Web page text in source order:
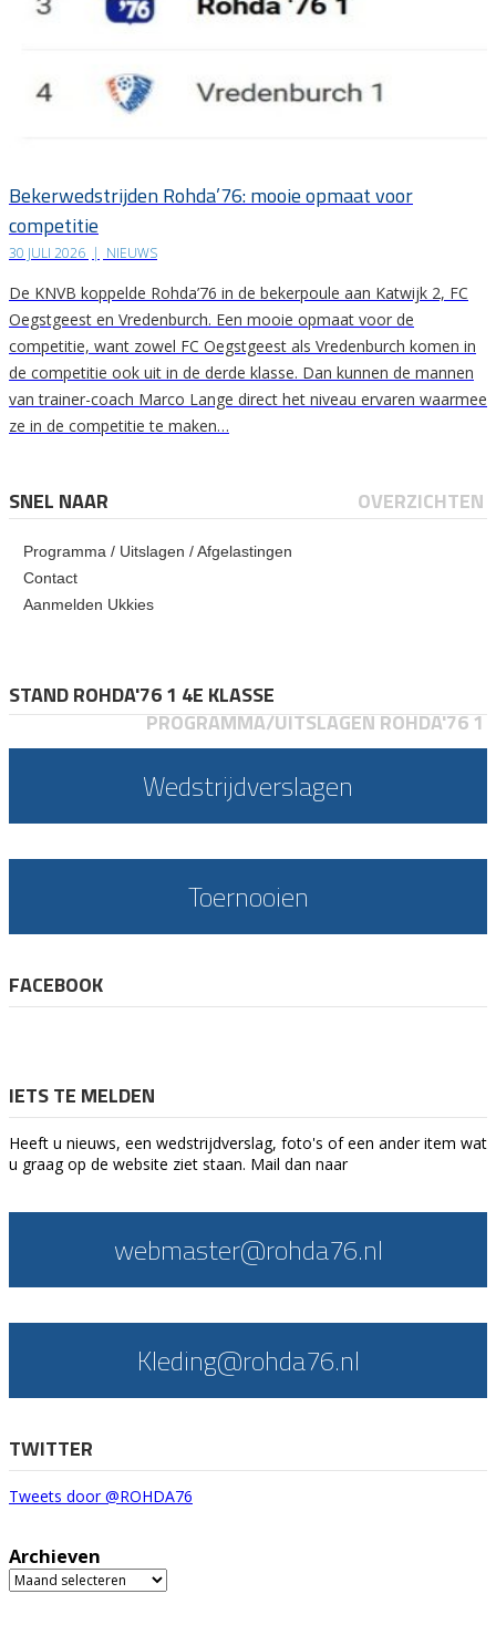
Bekerwedstrijden Rohda’76: mooie opmaat voor
competitie
30 JULI 2026 | NIEUWS
De KNVB koppelde Rohda’76 in de bekerpoule aan Katwijk 2, FC
Oegstgeest en Vredenburch. Een mooie opmaat voor de
competitie, want zowel FC Oegstgeest als Vredenburch komen in
de competitie ook uit in de derde klasse. Dan kunnen de mannen
van trainer-coach Marco Lange direct het niveau ervaren waarmee
ze in de competitie te maken…
SNEL NAAR OVERZICHTEN
Programma / Uitslagen / Afgelastingen
Contact
Aanmelden Ukkies
STAND ROHDA'76 1 4E KLASSE
PROGRAMMA/UITSLAGEN ROHDA'76 1
Wedstrijdverslagen
Toernooien
FACEBOOK
IETS TE MELDEN
Heeft u nieuws, een wedstrijdverslag, foto's of een ander item wat
u graag op de website ziet staan. Mail dan naar
webmaster@rohda76.nl
Kleding@rohda76.nl
TWITTER
Tweets door @ROHDA76
Archieven
Archieven